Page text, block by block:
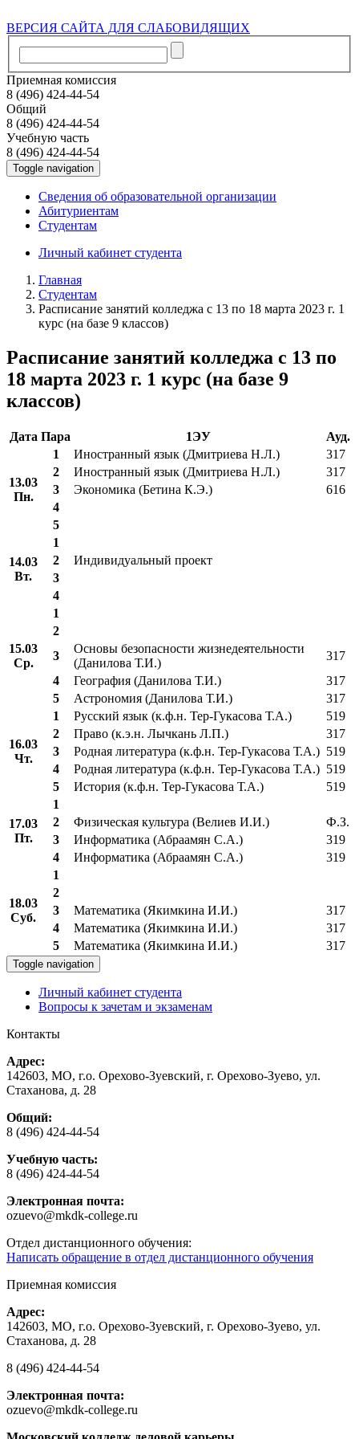
ВЕРСИЯ САЙТА ДЛЯ СЛАБОВИДЯЩИХ
Приемная комиссия
8 (496) 424-44-54
Общий
8 (496) 424-44-54
Учебную часть
8 (496) 424-44-54
Toggle navigation
Сведения об образовательной организации
Абитуриентам
Студентам
Личный кабинет студента
Главная
Студентам
Расписание занятий колледжа с 13 по 18 марта 2023 г. 1
курс (на базе 9 классов)
Расписание занятий колледжа с 13 по
18 марта 2023 г. 1 курс (на базе 9
классов)
Дата Пара 1ЭУ Ауд.
13.03
Пн.
1 Иностранный язык (Дмитриева Н.Л.)
317
2
Иностранный язык (Дмитриева Н.Л.)
317
3
Экономика (Бетина К.Э.)
616
4
5
14.03
Вт.
1
2
Индивидуальный проект
3
4
15.03
Ср.
1
2
3
Основы безопасности жизнедеятельности
(Данилова Т.И.)
317
4
География (Данилова Т.И.)
317
5
Астрономия (Данилова Т.И.) 317
16.03
Чт.
1 Русский язык (к.ф.н. Тер-Гукасова Т.А.)
519
2
Право (к.э.н. Лычкань Л.П.)
317
3
Родная литература (к.ф.н. Тер-Гукасова Т.А.) 519
4
Родная литература (к.ф.н. Тер-Гукасова Т.А.) 519
5
История (к.ф.н. Тер-Гукасова Т.А.) 519
17.03
Пт.
1
2
Физическая культура (Велиев И.И.)
Ф.З.
3
Информатика (Абраамян С.А.)
319
4
Информатика (Абраамян С.А.) 319
18.03
Суб.
1
2
3
Математика (Якимкина И.И.)
317
4
Математика (Якимкина И.И.)
317
5
Математика (Якимкина И.И.) 317
Toggle navigation
Личный кабинет студента
Вопросы к зачетам и экзаменам
Контакты
Адрес:
142603, МО, г.о. Орехово-Зуевский, г. Орехово-Зуево, ул.
Стаханова, д. 28
Общий:
8 (496) 424-44-54
Учебную часть:
8 (496) 424-44-54
Электронная почта:
ozuevo@mkdk-college.ru
Отдел дистанционного обучения:
Написать обращение в отдел дистанционного обучения
Приемная комиссия
Адрес:
142603, МО, г.о. Орехово-Зуевский, г. Орехово-Зуево, ул.
Стаханова, д. 28
8 (496) 424-44-54
Электронная почта:
ozuevo@mkdk-college.ru